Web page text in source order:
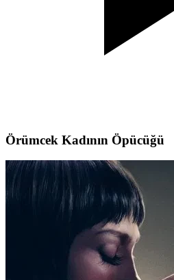
Örümcek Kadının Öpücüğü